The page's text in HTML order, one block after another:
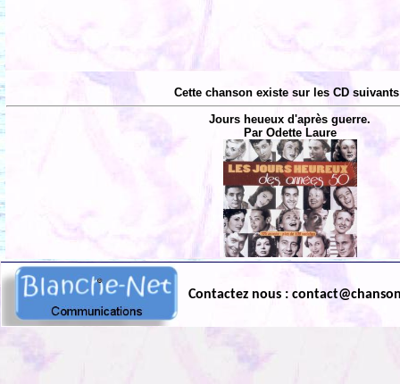
Cette chanson existe sur les CD
Jours heueux d'après guerre.
Par Odette Laure
Contactez nous :